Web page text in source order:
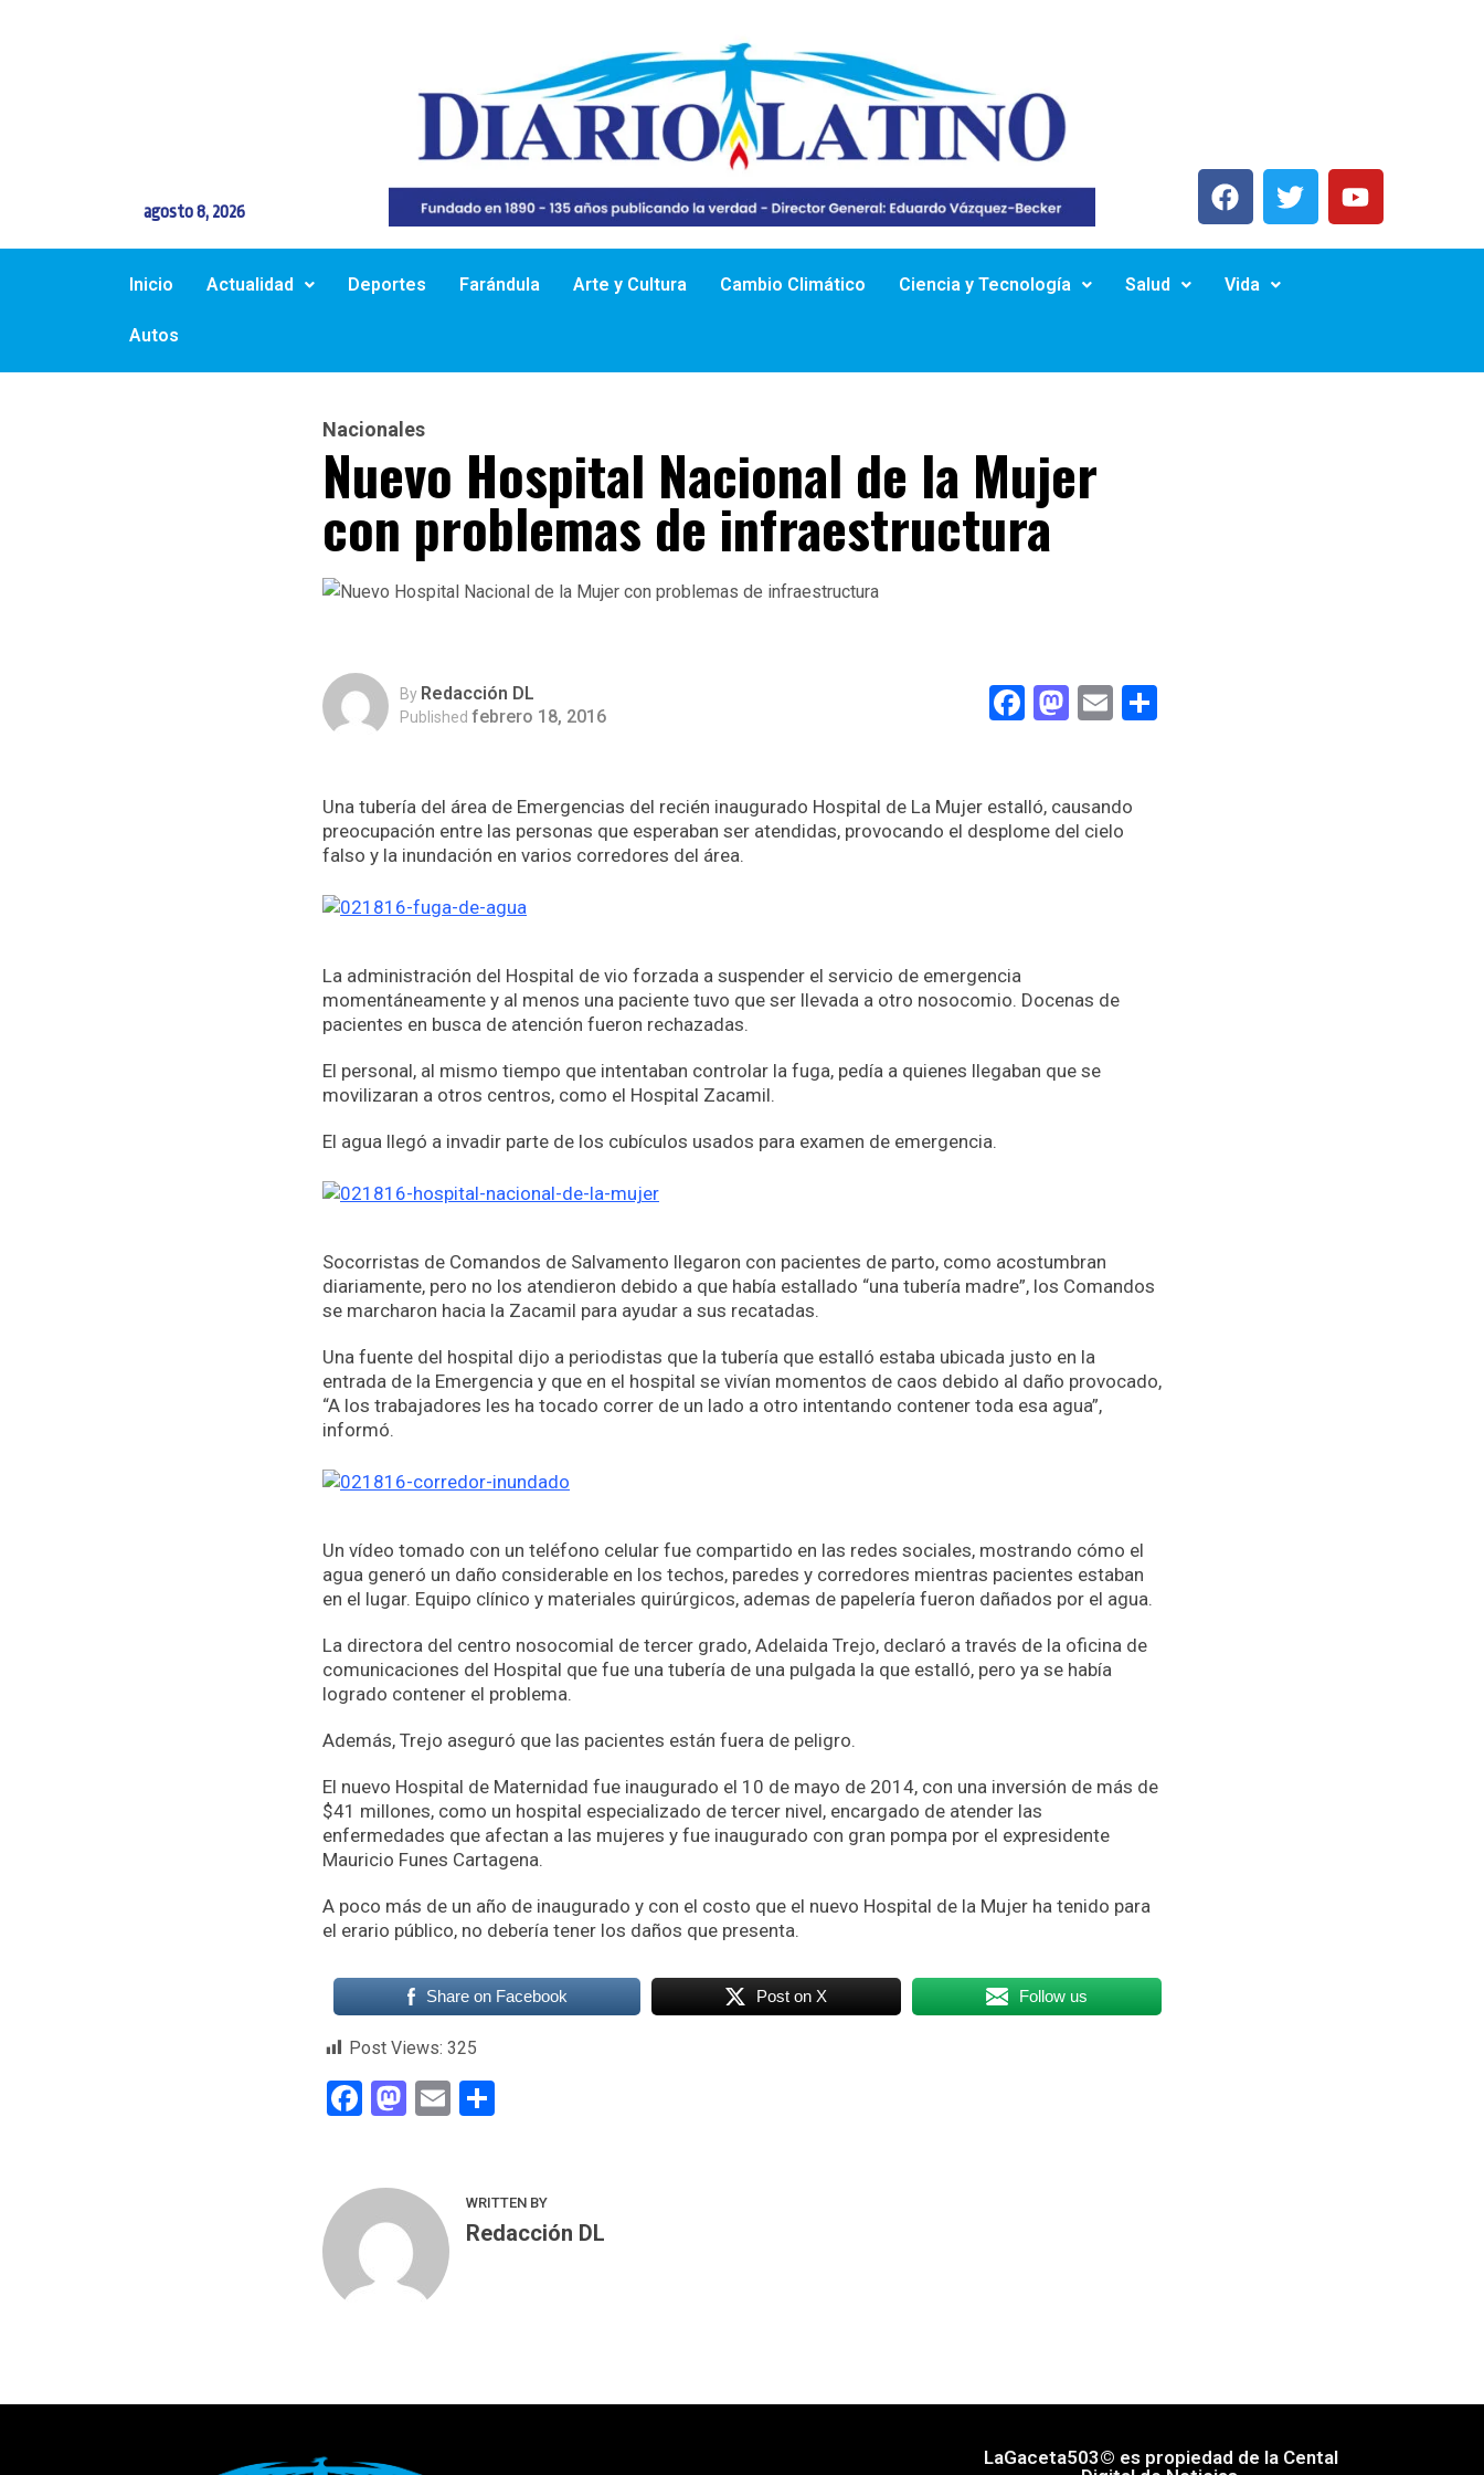
agosto 8, 2026
Inicio Actualidad Deportes Farándula Arte y Cultura Cambio Climático Ciencia y Tecnología Salud Vida
Autos
Nacionales
Nuevo Hospital Nacional de la Mujer
con problemas de infraestructura
By Redacción DL
Published febrero 18, 2016 Facebook
Mastodon
Email
Una tubería del área de Emergencias del recién inaugurado Hospital de La Mujer estalló, causando
preocupación entre las personas que esperaban ser atendidas, provocando el desplome del cielo
falso y la inundación en varios corredores del área.
La administración del Hospital de vio forzada a suspender el servicio de emergencia
momentáneamente y al menos una paciente tuvo que ser llevada a otro nosocomio. Docenas de
pacientes en busca de atención fueron rechazadas.
El personal, al mismo tiempo que intentaban controlar la fuga, pedía a quienes llegaban que se
movilizaran a otros centros, como el Hospital Zacamil.
El agua llegó a invadir parte de los cubículos usados para examen de emergencia.
Socorristas de Comandos de Salvamento llegaron con pacientes de parto, como acostumbran
diariamente, pero no los atendieron debido a que había estallado “una tubería madre”, los Comandos
se marcharon hacia la Zacamil para ayudar a sus recatadas.
Una fuente del hospital dijo a periodistas que la tubería que estalló estaba ubicada justo en la
entrada de la Emergencia y que en el hospital se vivían momentos de caos debido al daño provocado,
“A los trabajadores les ha tocado correr de un lado a otro intentando contener toda esa agua”,
informó.
Un vídeo tomado con un teléfono celular fue compartido en las redes sociales, mostrando cómo el
agua generó un daño considerable en los techos, paredes y corredores mientras pacientes estaban
en el lugar. Equipo clínico y materiales quirúrgicos, ademas de papelería fueron dañados por el agua.
La directora del centro nosocomial de tercer grado, Adelaida Trejo, declaró a través de la oficina de
comunicaciones del Hospital que fue una tubería de una pulgada la que estalló, pero ya se había
logrado contener el problema.
Además, Trejo aseguró que las pacientes están fuera de peligro.
El nuevo Hospital de Maternidad fue inaugurado el 10 de mayo de 2014, con una inversión de más de
$41 millones, como un hospital especializado de tercer nivel, encargado de atender las
enfermedades que afectan a las mujeres y fue inaugurado con gran pompa por el expresidente
Mauricio Funes Cartagena.
A poco más de un año de inaugurado y con el costo que el nuevo Hospital de la Mujer ha tenido para
el erario público, no debería tener los daños que presenta.
Share on Facebook Post on X Follow us
Post Views: 325
Facebook
Mastodon
Email
WRITTEN BY
Redacción DL
LaGaceta503© es propiedad de la Cental